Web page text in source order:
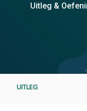
Uitleg &
UITLEG